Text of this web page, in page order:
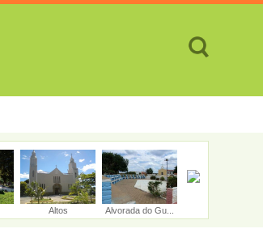
Altos Alvorada do Gu...